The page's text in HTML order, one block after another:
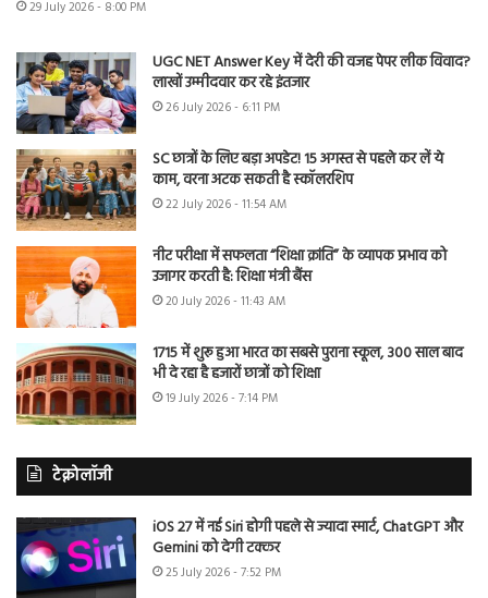
29 July 2026 - 8:00 PM
UGC NET Answer Key में देरी की वजह पेपर लीक विवाद?
लाखों उम्मीदवार कर रहे इंतजार
26 July 2026 - 6:11 PM
SC छात्रों के लिए बड़ा अपडेट! 15 अगस्त से पहले कर लें ये
काम, वरना अटक सकती है स्कॉलरशिप
22 July 2026 - 11:54 AM
नीट परीक्षा में सफलता “शिक्षा क्रांति” के व्यापक प्रभाव को
उजागर करती है: शिक्षा मंत्री बैंस
20 July 2026 - 11:43 AM
1715 में शुरू हुआ भारत का सबसे पुराना स्कूल, 300 साल बाद
भी दे रहा है हजारों छात्रों को शिक्षा
19 July 2026 - 7:14 PM
टेक्नोलॉजी
iOS 27 में नई Siri होगी पहले से ज्यादा स्मार्ट, ChatGPT और
Gemini को देगी टक्कर
25 July 2026 - 7:52 PM